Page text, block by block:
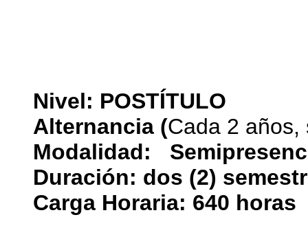
Nivel: POSTÍTULO
Alternancia (Cada 2 años,
Modalidad:
Duración: dos (2)
Carga Horaria: 640 horas